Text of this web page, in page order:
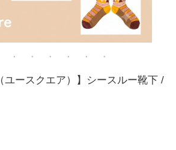
ユースクエア）】シースルー靴下 /